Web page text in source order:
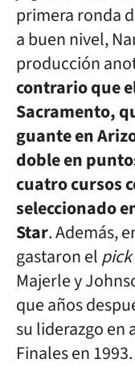
primera ronda
a buen nivel,
producción
contrario que
Sacramento,
guante en
doble en
cuatro cursos
seleccionado
Star. Además,
gastaron elpick
Majerle y
que años
su liderazgo en
Finales en 1993.